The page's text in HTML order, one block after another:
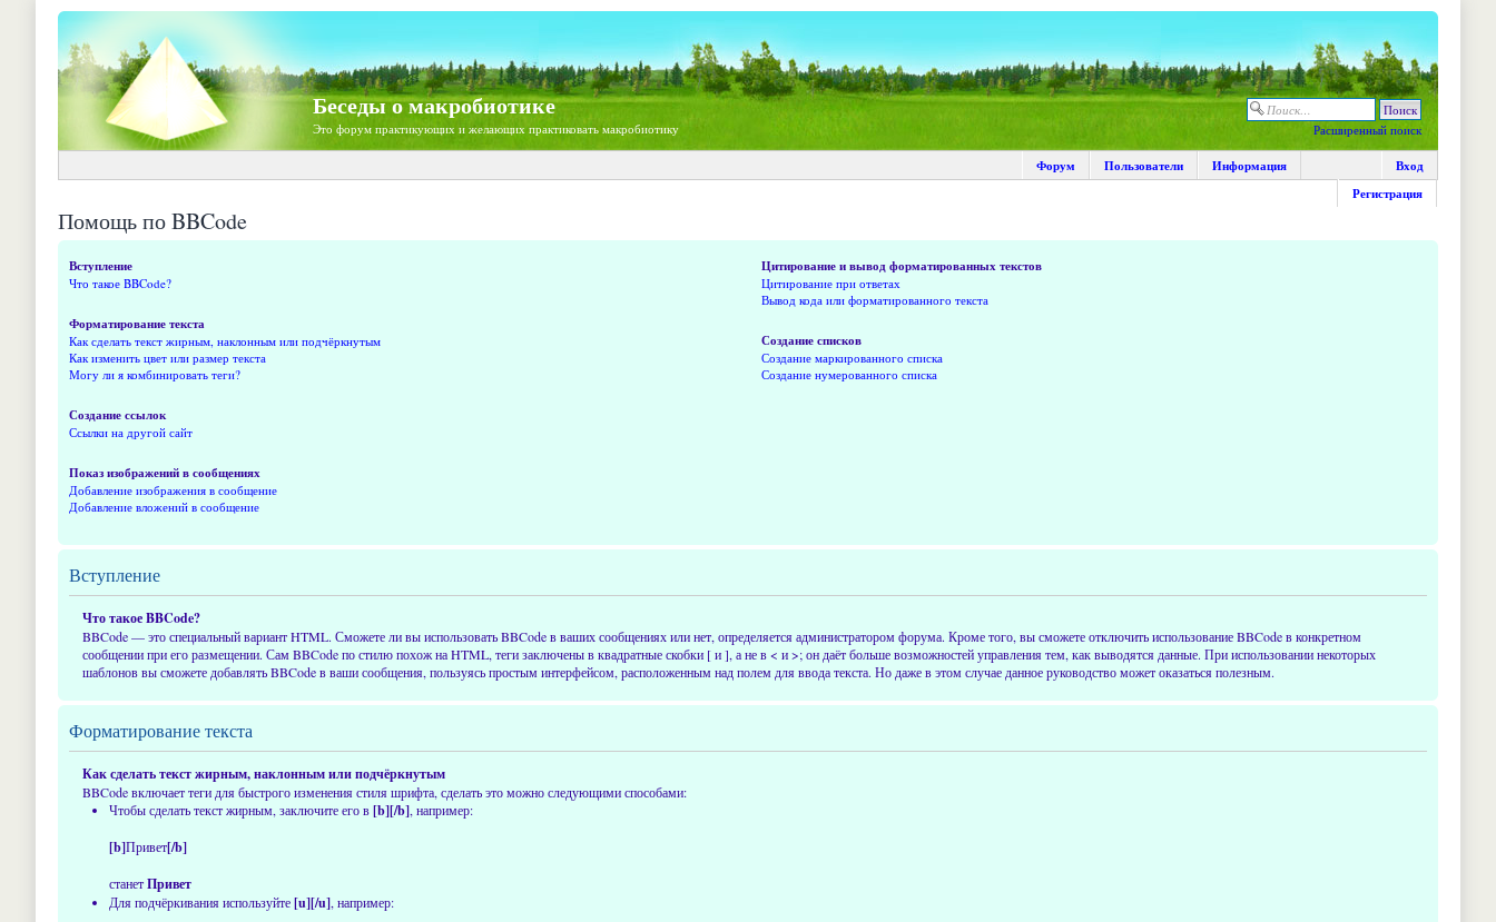
Беседы о макробиотике
Это форум практикующих и желающих практиковать макробиотику Расширенный поиск
Форум Пользователи Информация
Вход
Регистрация
Помощь по BBCode
Вступление
Что такое BBCode?
Форматирование текста
Как сделать текст жирным, наклонным или подчёркнутым
Как изменить цвет или размер текста
Могу ли я комбинировать теги?
Создание ссылок
Ссылки на другой сайт
Показ изображений в сообщениях
Добавление изображения в сообщение
Добавление вложений в сообщение
Цитирование и вывод форматированных текстов
Цитирование при ответах
Вывод кода или форматированного текста
Создание списков
Создание маркированного списка
Создание нумерованного списка
Вступление
Что такое BBCode?
BBCode — это специальный вариант HTML. Сможете ли вы использовать BBCode в ваших сообщениях или нет, определяется администратором форума. Кроме того, вы сможете отключить использование BBCode в конкретном
сообщении при его размещении. Сам BBCode по стилю похож на HTML, теги заключены в квадратные скобки [ и ], а не в < и >; он даёт больше возможностей управления тем, как выводятся данные. При использовании некоторых
шаблонов вы сможете добавлять BBCode в ваши сообщения, пользуясь простым интерфейсом, расположенным над полем для ввода текста. Но даже в этом случае данное руководство может оказаться полезным.
Форматирование текста
Как сделать текст жирным, наклонным или подчёркнутым
BBCode включает теги для быстрого изменения стиля шрифта, сделать это можно следующими способами:
Чтобы сделать текст жирным, заключите его в[b][/b], например:
[b]Привет[/b]
станетПривет
Для подчёркивания используйте[u][/u], например: